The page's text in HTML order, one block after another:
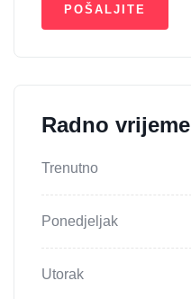
Radno vrijeme
Trenutno
Ponedjeljak
Utorak